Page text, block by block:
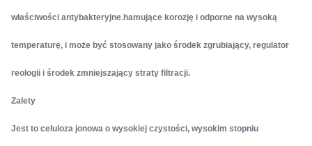
właściwości antybakteryjne.hamujące korozję i odporne na wysoką
temperaturę, i może być stosowany jako środek zgrubiający, regulator
reologii i środek zmniejszający straty filtracji.
Zalety
Jest to celuloza jonowa o wysokiej czystości, wysokim stopniu